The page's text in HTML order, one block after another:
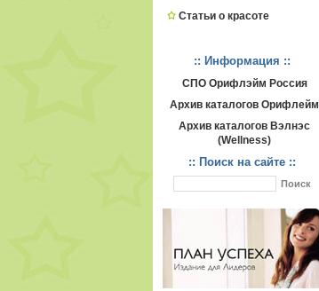
Статьи о красоте
:: Информация ::
СПО Орифлэйм Россия
Архив каталогов Орифлейм
Архив каталогов Вэлнэс
(Wellness)
:: Поиск на сайте ::